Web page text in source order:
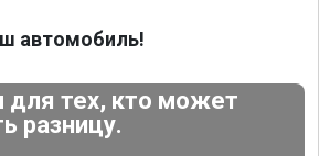
автомобиль!
тех, кто может
разницу.